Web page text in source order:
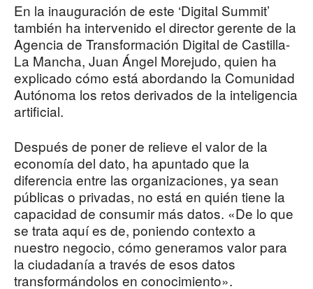
En la inauguración de este ‘Digital Summit’
también ha intervenido el director gerente de la
Agencia de Transformación Digital de Castilla-
La Mancha, Juan Ángel Morejudo, quien ha
explicado cómo está abordando la Comunidad
Autónoma los retos derivados de la inteligencia
artificial.
Después de poner de relieve el valor de la
economía del dato, ha apuntado que la
diferencia entre las organizaciones, ya sean
públicas o privadas, no está en quién tiene la
capacidad de consumir más datos. «De lo que
se trata aquí es de, poniendo contexto a
nuestro negocio, cómo generamos valor para
la ciudadanía a través de esos datos
transformándolos en conocimiento».